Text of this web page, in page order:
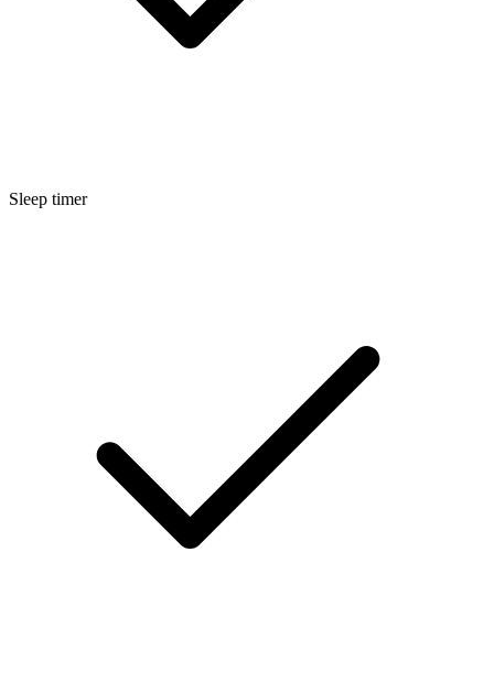
Sleep timer